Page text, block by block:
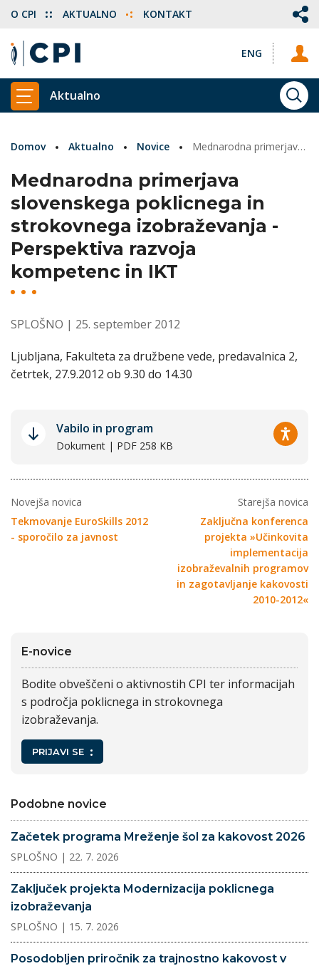
ENG
O CPI AKTUALNO KONTAKT
PRIKAŽI GLAVNI MENI
Aktualno
Domov Aktualno Novice Mednarodna primerjava slovenskega poklicnega in strokovnega izobraževanja - Perspektiva razvoja kompetenc in IKT
Mednarodna primerjava
slovenskega poklicnega in
strokovnega izobraževanja -
Perspektiva razvoja
kompetenc in IKT
SPLOŠNO | 25. september 2012
Ljubljana, Fakulteta za družbene vede, predavalnica 2,
četrtek, 27.9.2012 ob 9.30 do 14.30
Vabilo in program
Dokument | PDF 258 KB
Novejša novica
Tekmovanje EuroSkills 2012
- sporočilo za javnost
Starejša novica
Zaključna konferenca
projekta »Učinkovita
implementacija
izobraževalnih programov
in zagotavljanje kakovosti
2010-2012«
E-novice
Bodite obveščeni o aktivnostih CPI ter informacijah
s področja poklicnega in strokovnega
izobraževanja.
PRIJAVI SE
Podobne novice
Začetek programa Mreženje šol za kakovost 2026
SPLOŠNO | 22. 7. 2026
Zaključek projekta Modernizacija poklicnega
izobraževanja
SPLOŠNO | 15. 7. 2026
Posodobljen priročnik za trajnostno kakovost v